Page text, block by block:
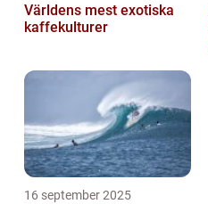
Världens mest exotiska
kaffekulturer
16 september 2025